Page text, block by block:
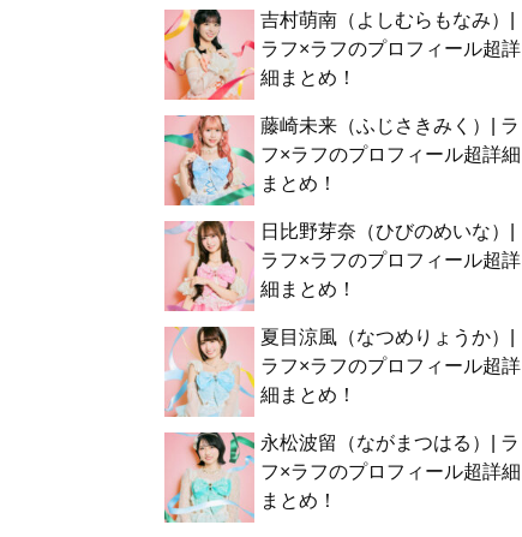
吉村萌南（よしむらもなみ）|
ラフ×ラフのプロフィール超詳
細まとめ！
藤崎未来（ふじさきみく）| ラ
フ×ラフのプロフィール超詳細
まとめ！
日比野芽奈（ひびのめいな）|
ラフ×ラフのプロフィール超詳
細まとめ！
夏目涼風（なつめりょうか）|
ラフ×ラフのプロフィール超詳
細まとめ！
永松波留（ながまつはる）| ラ
フ×ラフのプロフィール超詳細
まとめ！